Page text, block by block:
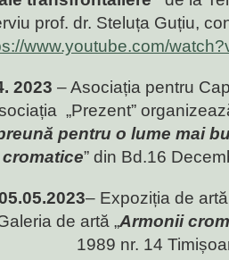
prof. dr. Steluța Guțiu,
www.youtube.com/
2023 – Asociația pentru
„Prezent”
pentru o lume mai
” din Bd.16
– Expoziția de
de artă „Armonii
1989 nr. 14